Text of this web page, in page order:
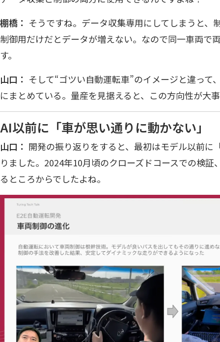
棚橋： そうですね。データ収集専用にしてしまうと、
制御用だけだとデータが増えない。なので同一車両で
す。
山口： そして“ゴツい自動運転車”のイメージと違って
にまとめている。量産を見据えると、この方向性が大
AI以前に「車が思い通りに動かない」
山口： 開発の振り返りをすると、最初はモデル以前に
りました。2024年10月頃のクローズドコースでの検証
るところからでしたよね。